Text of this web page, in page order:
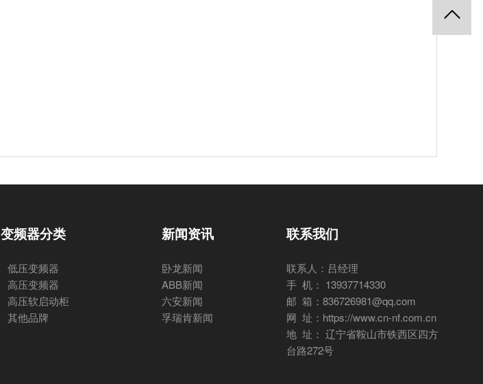
变频器分类
低压变频器
高压变频器
高压软启动柜
其他品牌
新闻资讯
卧龙新闻
ABB新闻
六安新闻
孚瑞肯新闻
联系我们
联系人：吕经理
手 机： 13937714330
邮 箱：836726981@qq.com
网 址：https://www.cn-nf.com.cn
地 址： 辽宁省鞍山市铁西区四方
台路272号